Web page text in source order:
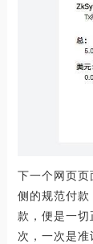
下一个网页
侧的规范付
款，便是一
次，一次是准